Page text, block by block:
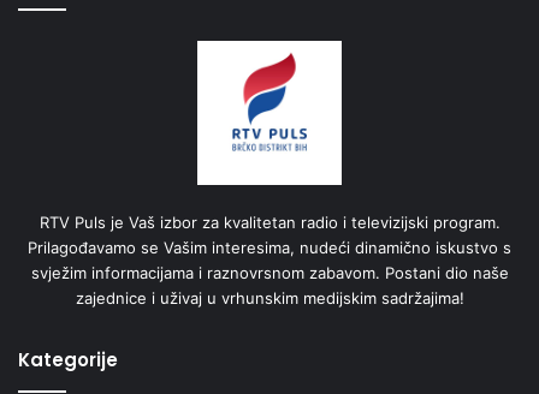
RTV Puls je Vaš izbor za kvalitetan radio i televizijski program.
Prilagođavamo se Vašim interesima, nudeći dinamično iskustvo s
svježim informacijama i raznovrsnom zabavom. Postani dio naše
zajednice i uživaj u vrhunskim medijskim sadržajima!
Kategorije